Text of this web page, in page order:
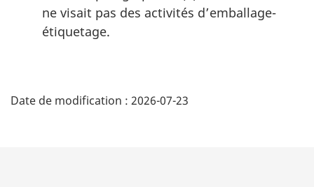
ne visait pas des activités d’emballage-
étiquetage.
é
Date de modification : 2026-07-23